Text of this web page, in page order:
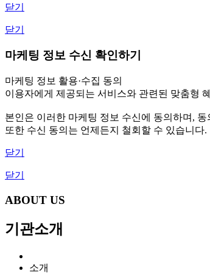
닫기
닫기
마케팅 정보 수신 확인하기
마케팅 정보 활용·수집 동의
이용자에게 제공되는 서비스와 관련된 맞춤형
본인은 이러한 마케팅 정보 수신에 동의하며,
또한 수신 동의는 언제든지 철회할 수 있습니다.
닫기
닫기
ABOUT US
기관소개
소개